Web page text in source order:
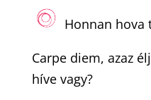
Honnan hova
Carpe diem, azaz
híve vagy?